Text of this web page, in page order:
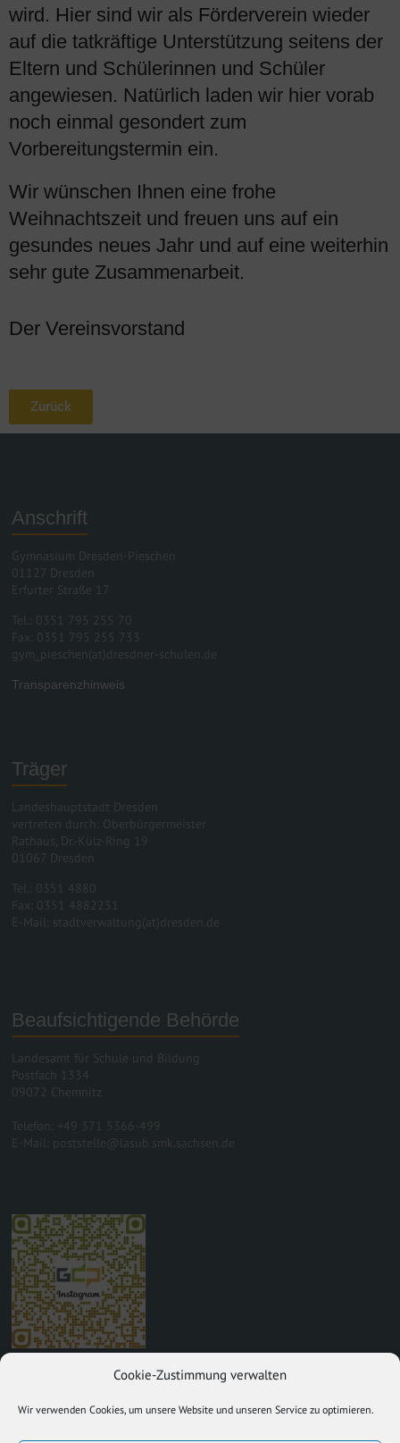
Cookie-Zustimmung verwalten
Wir verwenden Cookies, um unsere Website und unseren Service zu optimieren.
wird. Hier sind wir als Förderverein wieder
auf die tatkräftige Unterstützung seitens der
Eltern und Schülerinnen und Schüler
angewiesen. Natürlich laden wir hier vorab
noch einmal gesondert zum
Vorbereitungstermin ein.
Wir wünschen Ihnen eine frohe
Weihnachtszeit und freuen uns auf ein
gesundes neues Jahr und auf eine weiterhin
sehr gute Zusammenarbeit.
Der Vereinsvorstand
Zurück
Anschrift
Gymnasium Dresden-Pieschen
01127 Dresden
Erfurter Straße 17
Tel.: 0351 795 255 70
Fax: 0351 795 255 733
gym_pieschen(at)dresdner-schulen.de
Transparenzhinweis
Träger
Landeshauptstadt Dresden
vertreten durch: Oberbürgermeister
Rathaus, Dr.-Külz-Ring 19
01067 Dresden
Tel.: 0351 4880
Fax: 0351 4882231
E-Mail: stadtverwaltung(at)dresden.de
Beaufsichtigende Behörde
Landesamt für Schule und Bildung
Postfach 1334
09072 Chemnitz
Telefon: +49 371 5366-499
E-Mail: poststelle@lasub.smk.sachsen.de